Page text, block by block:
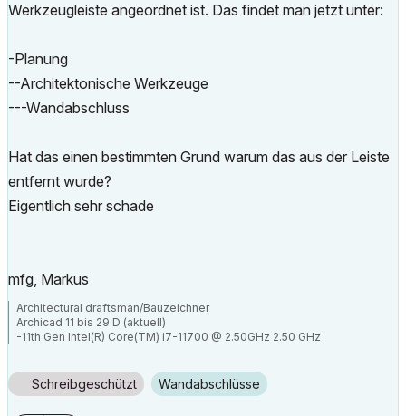
Werkzeugleiste angeordnet ist. Das findet man jetzt unter:
-Planung
--Architektonische Werkzeuge
---Wandabschluss
Hat das einen bestimmten Grund warum das aus der Leiste
entfernt wurde?
Eigentlich sehr schade
mfg, Markus
Architectural draftsman/Bauzeichner
Archicad 11 bis 29 D (aktuell)
-11th Gen Intel(R) Core(TM) i7-11700 @ 2.50GHz 2.50 GHz
-NVIDIA Quadro RTX 4000
-Canon TM 300 + Scanner
Schreibgeschützt Wandabschlüsse